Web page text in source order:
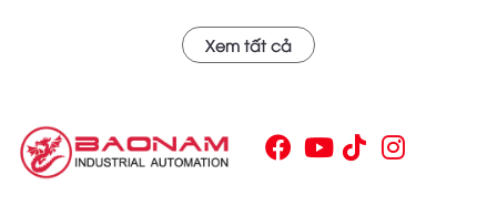
mình qua nhiều năm phục vụ trong nhiều lĩnh vực khác
nhau. Với khả năng hoạt động ổn định và hiệu quả, sản
Chính vì vậy, việc nắm vững những thông tin cơ bản về PLC
Omron CJ1W là điều cần thiết cho bất kỳ ai muốn cải thiện
hiệu suất công việc của mình.
Xem tất cả